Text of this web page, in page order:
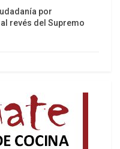
a
desde la de Grecia
El análisis de
de los expertos del
(FMI): el estudio lo
por
revés del Supremo